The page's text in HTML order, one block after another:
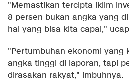
"Memastikan tercipta iklim
8 persen bukan angka yang
hal yang bisa kita capai,"
"Pertumbuhan ekonomi yang
angka tinggi di laporan, tapi
dirasakan rakyat," imbuhnya.